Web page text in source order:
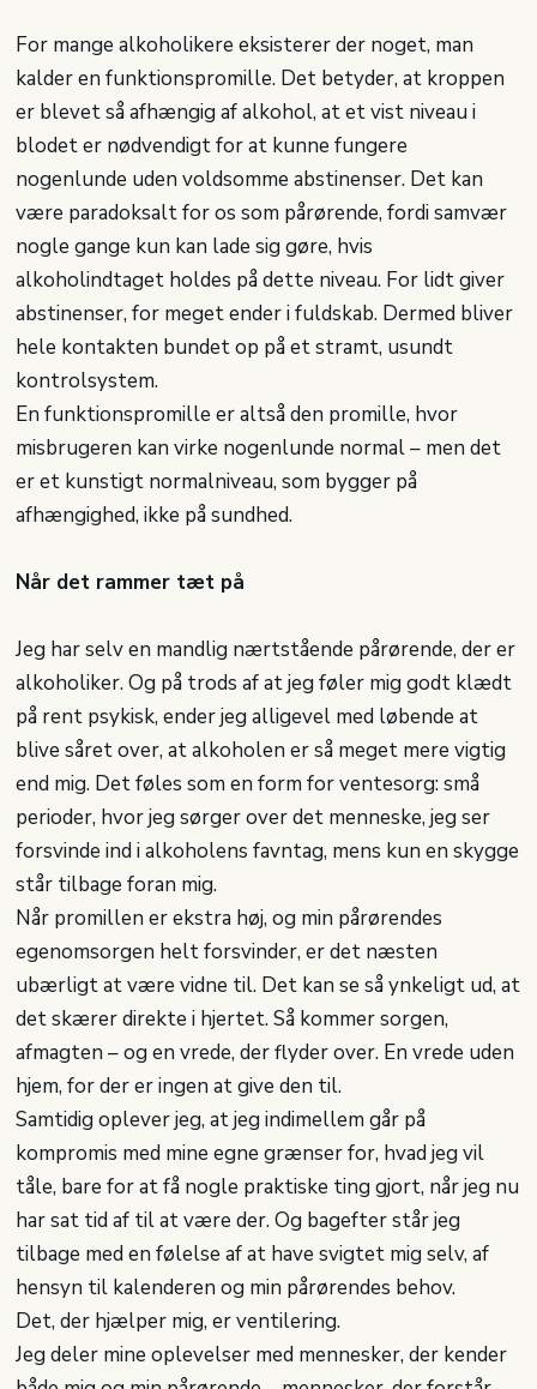
For mange alkoholikere eksisterer der noget, man
kalder en funktionspromille. Det betyder, at kroppen
er blevet så afhængig af alkohol, at et vist niveau i
blodet er nødvendigt for at kunne fungere
nogenlunde uden voldsomme abstinenser. Det kan
være paradoksalt for os som pårørende, fordi samvær
nogle gange kun kan lade sig gøre, hvis
alkoholindtaget holdes på dette niveau. For lidt giver
abstinenser, for meget ender i fuldskab. Dermed bliver
hele kontakten bundet op på et stramt, usundt
kontrolsystem.
En funktionspromille er altså den promille, hvor
misbrugeren kan virke nogenlunde normal – men det
er et kunstigt normalniveau, som bygger på
afhængighed, ikke på sundhed.
Når det rammer tæt på
Jeg har selv en mandlig nærtstående pårørende, der er
alkoholiker. Og på trods af at jeg føler mig godt klædt
på rent psykisk, ender jeg alligevel med løbende at
blive såret over, at alkoholen er så meget mere vigtig
end mig. Det føles som en form for ventesorg: små
perioder, hvor jeg sørger over det menneske, jeg ser
forsvinde ind i alkoholens favntag, mens kun en skygge
står tilbage foran mig.
Når promillen er ekstra høj, og min pårørendes
egenomsorgen helt forsvinder, er det næsten
ubærligt at være vidne til. Det kan se så ynkeligt ud, at
det skærer direkte i hjertet. Så kommer sorgen,
afmagten – og en vrede, der flyder over. En vrede uden
hjem, for der er ingen at give den til.
Samtidig oplever jeg, at jeg indimellem går på
kompromis med mine egne grænser for, hvad jeg vil
tåle, bare for at få nogle praktiske ting gjort, når jeg nu
har sat tid af til at være der. Og bagefter står jeg
tilbage med en følelse af at have svigtet mig selv, af
hensyn til kalenderen og min pårørendes behov.
Det, der hjælper mig, er ventilering.
Jeg deler mine oplevelser med mennesker, der kender